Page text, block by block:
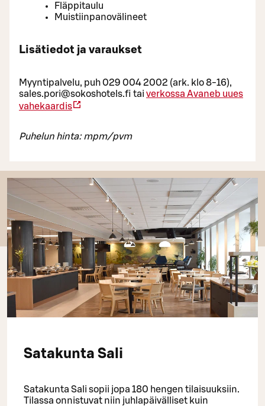
Fläppitaulu
Muistiinpanovälineet
Lisätiedot ja varaukset
Myyntipalvelu, puh 029 004 2002 (ark. klo 8-16),
sales.pori@sokoshotels.fi tai verkossa Avaneb uues
vahekaardis
Puhelun hinta: mpm/pvm
Satakunta Sali
Satakunta Sali sopii jopa 180 hengen tilaisuuksiin.
Tilassa onnistuvat niin juhlapäivälliset kuin